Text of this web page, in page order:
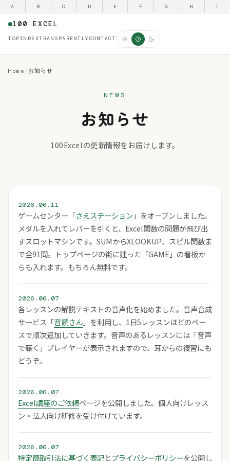
A B C D E F G H I
100 EXCEL
TOPINDEXTRANSPARENTLY CONTACT
Home /お知らせ
NEWS
お知らせ
100Excelの更新情報をお届けします。
2026.06.11
ゲームセンター「さえステーション 」をオープンしました。
メダルを入れてレバーを引くと、Excel関数の問題が飛び出
すスロットマシンです。SUMからXLOOKUP、スピル関数ま
で全91問。トップページの街に建った「GAME」の看板か
らも入れます。もちろん無料です。
2026.06.07
各レッスンの解説テキストの音声化を始めました。音声合成
サービス「音読さん」を利用し、1日5レッスンほどのペー
スで順次追加していきます。音声のあるレッスンには「音声
で聴く」プレイヤーが表示されますので、耳からの復習にも
どうぞ。
2026.06.07
Excel講座のご依頼ページを公開しました。個人向けレッス
ン・法人向け研修を受け付けています。
2026.06.07
特定商取引法に基づく表記とプライバシーポリシーを公開し